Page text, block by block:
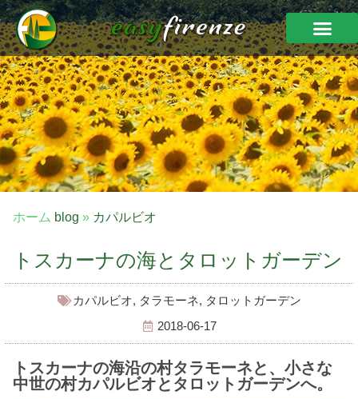
ホーム blog » カパルビオ
トスカーナの海とタロットガーデン
カパルビオ, タラモーネ, タロットガーデン
2018-06-17
トスカーナの海沿の村タラモーネと、小さな
中世の村カパルビオとタロットガーデンへ。